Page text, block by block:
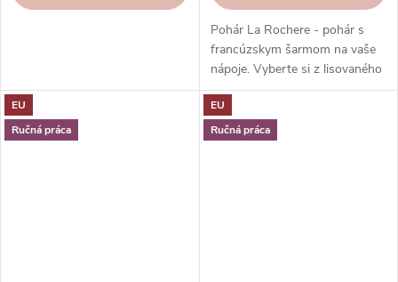
Pohár La Rochere - pohár s
francúzskym šarmom na vaše
nápoje. Vyberte si z lisovaného
alebo krištáľového skla, ktoré
má jedinečný vzhľad a pocit.
Rôzne kolekcie a dekory vás
EU
Ručná práca
EU
Ručná práca